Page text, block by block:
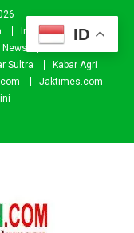
Investor
Donasi
News
Kabar.id
Sultra
Kabar Agri
Jaktimes.com
ID